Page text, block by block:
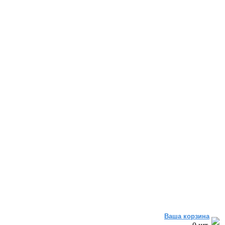
Ваша корзина